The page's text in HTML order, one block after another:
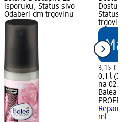
isporuku, Status sivo
Odaberi dm trgovinu
Status
trgovinu
3,15 €
0,1 l
na
Balea
Repair
ml